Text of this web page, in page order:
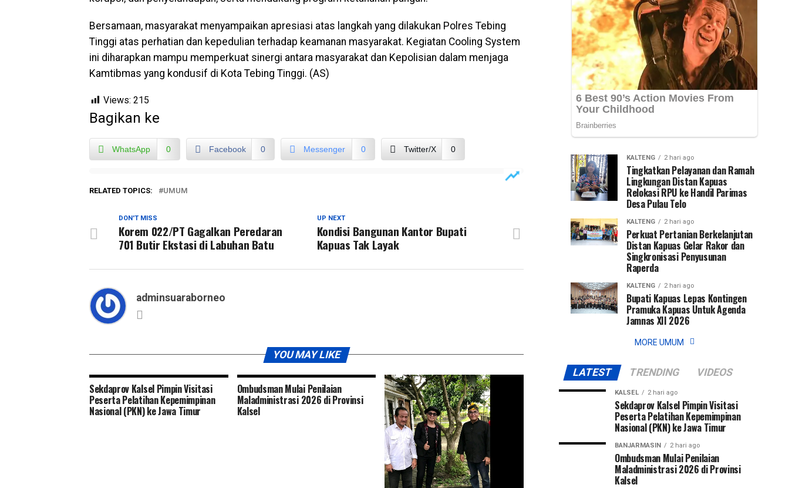
Bersamaan, masyarakat menyampaikan apresiasi atas langkah yang dilakukan Polres Tebing
Tinggi atas perhatian dan kepedulian terhadap keamanan masyarakat. Kegiatan Cooling System
ini diharapkan mampu memperkuat sinergi antara masyarakat dan Kepolisian dalam menjaga
Kamtibmas yang kondusif di Kota Tebing Tinggi. (AS)
Views: 215
Bagikan ke
WhatsApp 0 Facebook 0 Messenger 0 Twitter/X 0
RELATED TOPICS: UMUM
UP NEXT
Kondisi Bangunan Kantor Bupati
Kapuas Tak Layak
DON'T MISS
Korem 022/PT Gagalkan Peredaran
701 Butir Ekstasi di Labuhan Batu
adminsuaraborneo
YOU MAY LIKE
Sekdaprov Kalsel Pimpin Visitasi
Peserta Pelatihan Kepemimpinan
Nasional (PKN) ke Jawa Timur
Ombudsman Mulai Penilaian
Maladministrasi 2026 di Provinsi
Kalsel
Nasional
(PKN)
ke
Jawa
Timur
Syarifuddin
mendampingi
para
peserta
Pelatihan
Kepemimpinan...
KALTENG 2 hari ago
Tingkatkan Pelayanan dan Ramah
Lingkungan Distan Kapuas
Relokasi RPU ke Handil Parimas
Desa Pulau Telo
KALTENG 2 hari ago
Perkuat Pertanian Berkelanjutan
Distan Kapuas Gelar Rakor dan
Singkronisasi Penyusunan
Raperda
KALTENG 2 hari ago
Bupati Kapuas Lepas Kontingen
Pramuka Kapuas Untuk Agenda
Jamnas XII 2026
MORE UMUM
LATEST TRENDING VIDEOS
KALSEL 2 hari ago
Sekdaprov Kalsel Pimpin Visitasi
Peserta Pelatihan Kepemimpinan
Nasional (PKN) ke Jawa Timur
BANJARMASIN 2 hari ago
Ombudsman Mulai Penilaian
Maladministrasi 2026 di Provinsi
Kalsel